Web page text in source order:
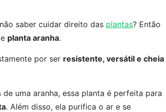
saber cuidar direito das plantas? Então
planta aranha.
por ser resistente, versátil e cheia
uma aranha, essa planta é perfeita para
. Além disso, ela purifica o ar e se